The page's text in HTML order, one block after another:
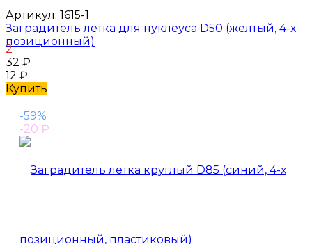
Артикул: 1615-1
Заградитель летка для нуклеуса D50 (желтый, 4-х
позиционный)
2
32 ₽
12 ₽
Купить
-59%
-20 ₽